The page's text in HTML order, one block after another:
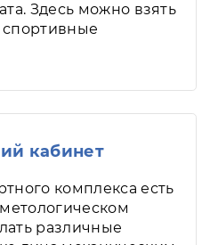
Здесь можно взять
кабинет
комплекса есть
различные